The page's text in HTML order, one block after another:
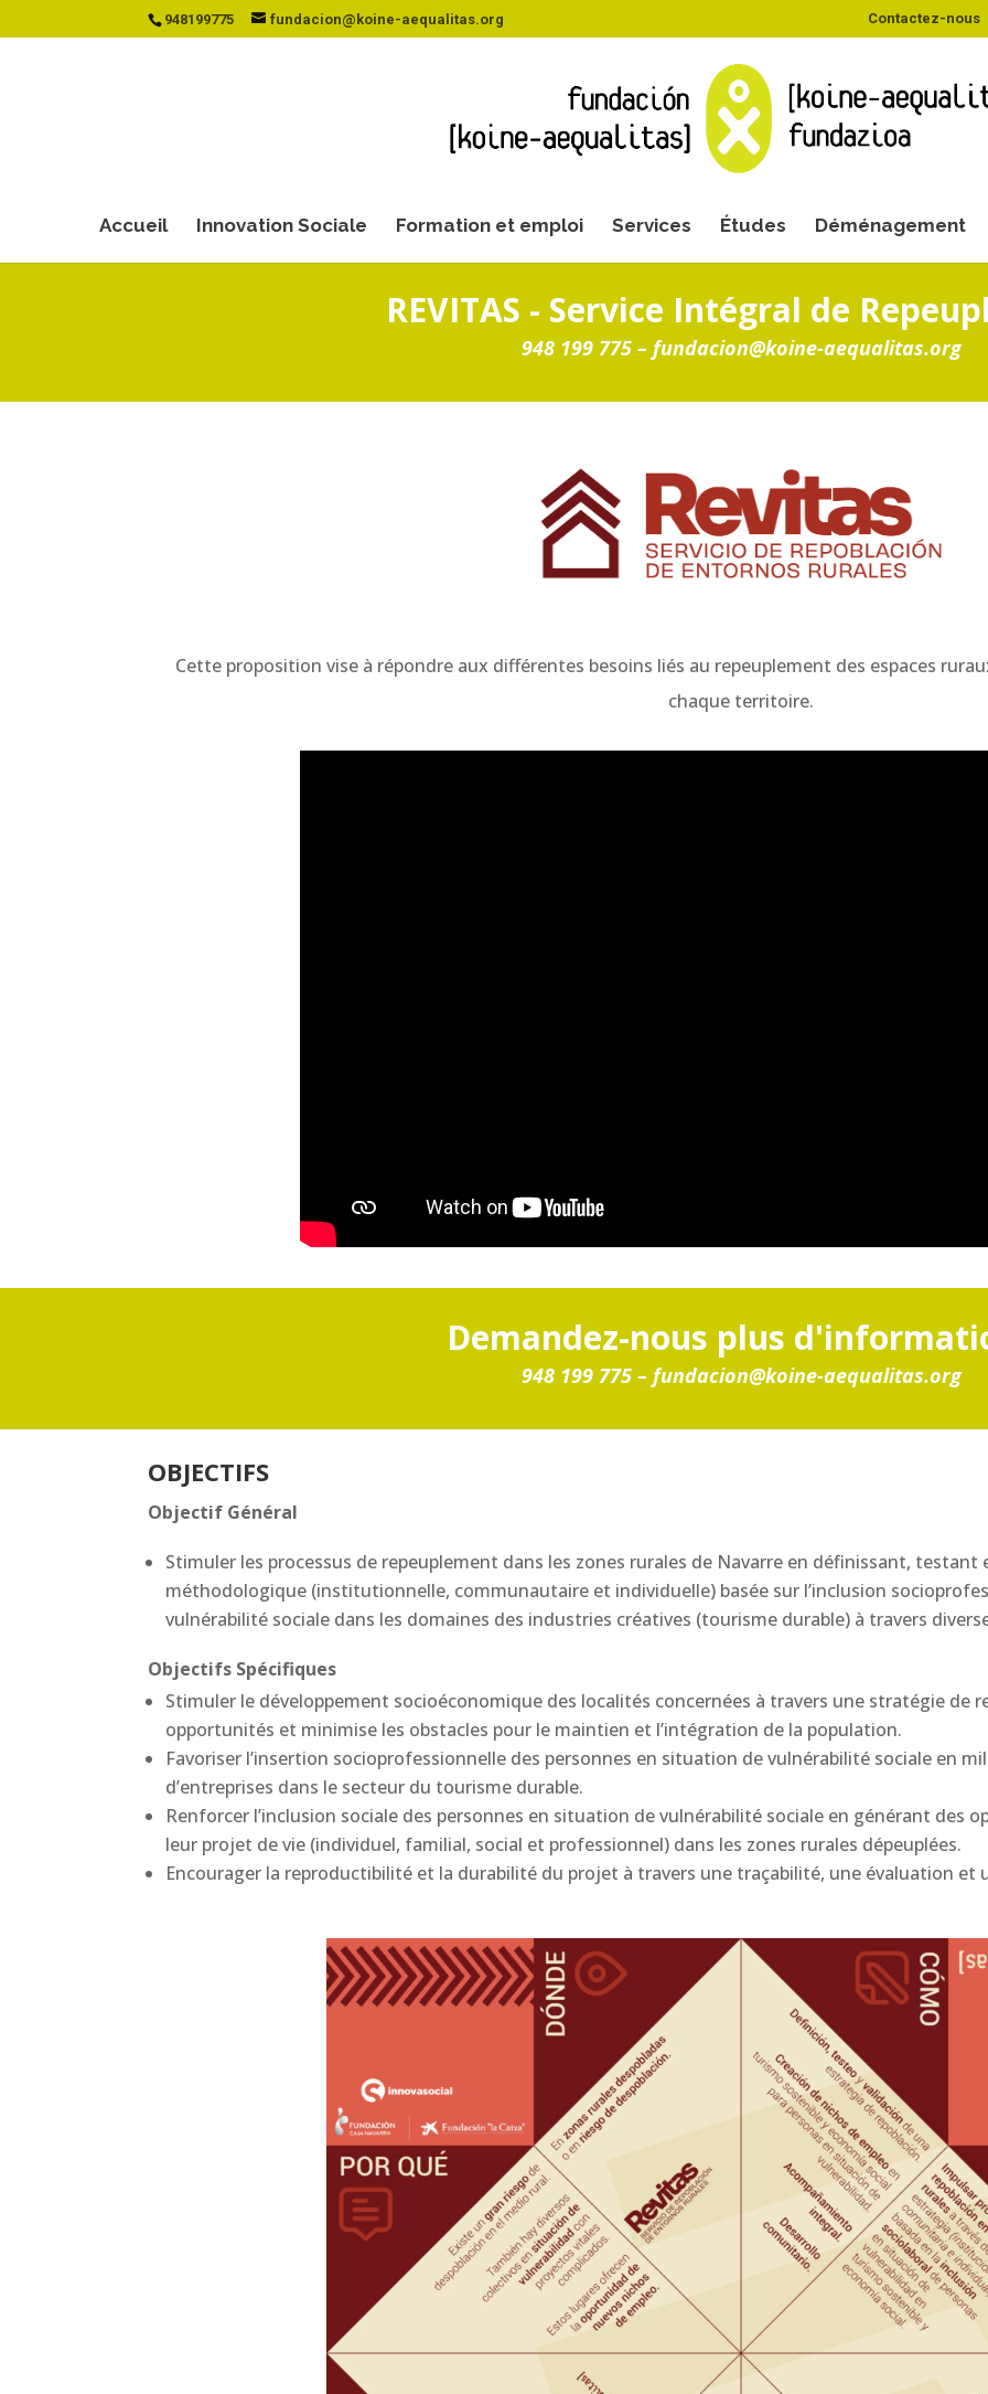
948199775 fundacion@koine-aequalitas.org Contactez-nous
Accueil Innovation Sociale Formation et emploi Services Études Déménagement
REVITAS - Service Intégral de
948 199 775 – fundacion@koine-aequalitas.org
Cette proposition vise à répondre aux différentes besoins liés au repeuplement des espaces
chaque territoire.
Demandez-nous plus
948 199 775 – fundacion@koine-aequalitas.org
OBJECTIFS
Objectif Général
Stimuler les processus de repeuplement dans les zones rurales de Navarre en définissant,
méthodologique (institutionnelle, communautaire et individuelle) basée sur l’inclusion
vulnérabilité sociale dans les domaines des industries créatives (tourisme durable) à travers
Objectifs Spécifiques
Stimuler le développement socioéconomique des localités concernées à travers une stratégie de
opportunités et minimise les obstacles pour le maintien et l’intégration de la population.
Favoriser l’insertion socioprofessionnelle des personnes en situation de vulnérabilité sociale en
d’entreprises dans le secteur du tourisme durable.
Renforcer l’inclusion sociale des personnes en situation de vulnérabilité sociale en générant des
leur projet de vie (individuel, familial, social et professionnel) dans les zones rurales dépeuplées.
Encourager la reproductibilité et la durabilité du projet à travers une traçabilité, une évaluation